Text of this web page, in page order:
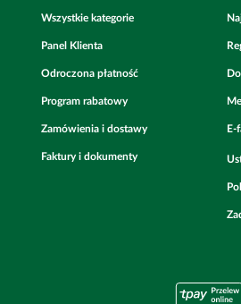
Wszystkie kategorie
Panel Klienta
Odroczona płatność
Program rabatowy
Zamówienia i dostawy
Faktury i dokumenty
E-